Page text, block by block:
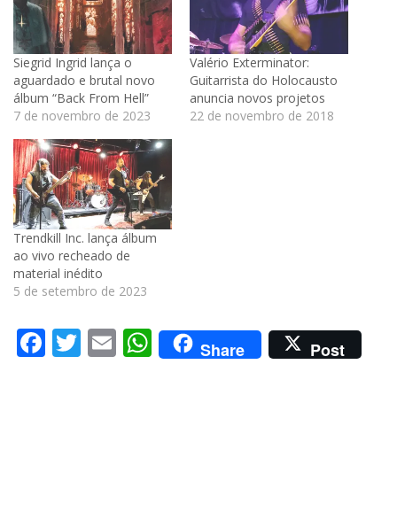
Siegrid Ingrid lança o
aguardado e brutal novo
álbum “Back From Hell”
7 de novembro de 2023
Valério Exterminator:
Guitarrista do Holocausto
anuncia novos projetos
22 de novembro de 2018
Trendkill Inc. lança álbum
ao vivo recheado de
material inédito
5 de setembro de 2023
Facebook
Twitter
EmailWhatsApp
Share Post